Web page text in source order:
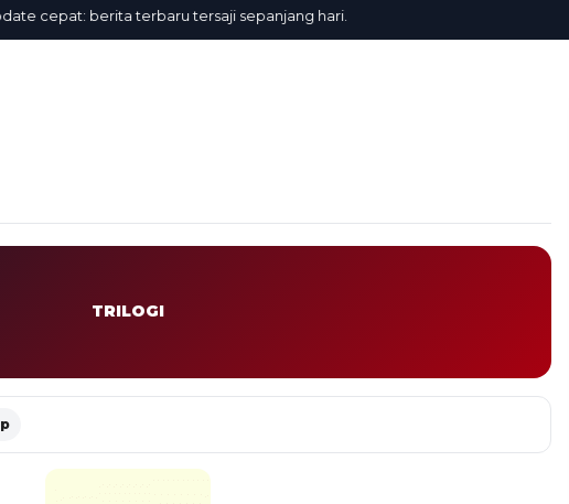
cepat: berita terbaru tersaji sepanjang hari.
TRILOGI